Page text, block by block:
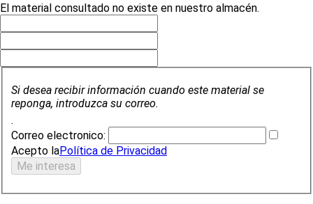
El material consultado no existe en nuestro almacén.
Si desea recibir información cuando este material se
reponga, introduzca su correo.
.
Correo electronico:
Acepto laPolítica de Privacidad